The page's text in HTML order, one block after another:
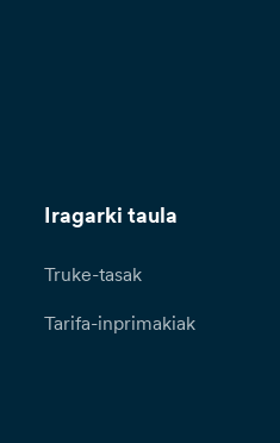
Iragarki taula
Truke-tasak
Tarifa-inprimakiak